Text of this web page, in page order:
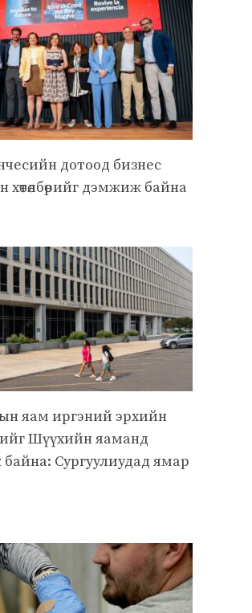
дотоод бизнес
хөтөлбөрийг дэмжиж байна
яам иргэний эрхийн
Шүүхийн яаманд
Сургуулиудад ямар